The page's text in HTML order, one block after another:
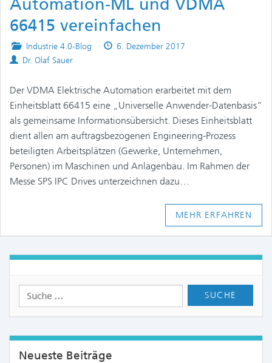
Automation-ML und VDMA
66415 vereinfachen
Posted
in
Industrie 4.0-Blog
Published
6. Dezember 2017
Authors
Dr. Olaf Sauer
Der VDMA Elektrische Automation erarbeitet mit dem
Einheitsblatt 66415 eine „Universelle Anwender-Datenbasis“
als gemeinsame Informationsübersicht. Dieses Einheitsblatt
dient allen am auftragsbezogenen Engineering-Prozess
beteiligten Arbeitsplätzen (Gewerke, Unternehmen,
Personen) im Maschinen und Anlagenbau. Im Rahmen der
Messe SPS IPC Drives unterzeichnen dazu…
MEHR ERFAHREN
Neueste Beiträge